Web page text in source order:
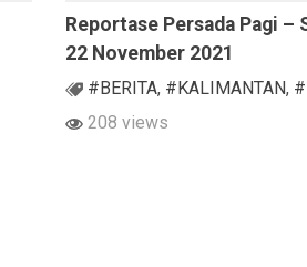
Reportase Persada Pagi –
22 November 2021
#BERITA, #KALIMANTAN,
208 views